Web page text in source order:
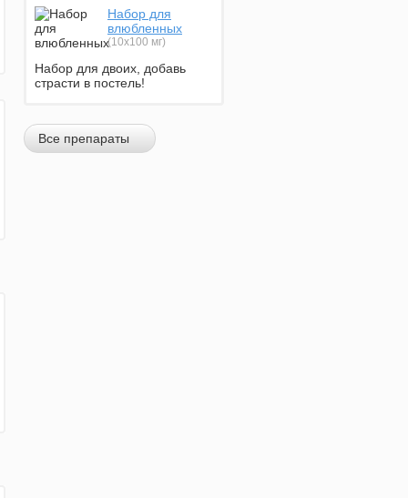
Набор для
влюбленных
(10х100 мг)
Набор для двоих, добавь
страсти в постель!
Все препараты